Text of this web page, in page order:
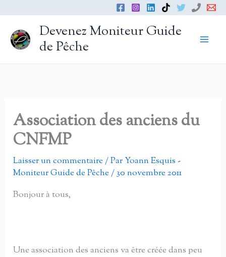
contenu
Devenez Moniteur Guide
de Pêche
Association des anciens du
CNFMP
Laisser un commentaire/ ParYoann Esquis -
Moniteur Guide de Pêche/30 novembre 2011
Bonjour à tous,
Une association des anciens va être créée dans peu